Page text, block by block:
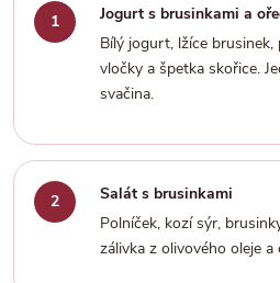
Jogurt s brusinkami a
Bílý jogurt, lžíce
vločky a špetka skořice.
svačina.
Salát s brusinkami
Polníček, kozí sýr,
zálivka z olivového oleje a